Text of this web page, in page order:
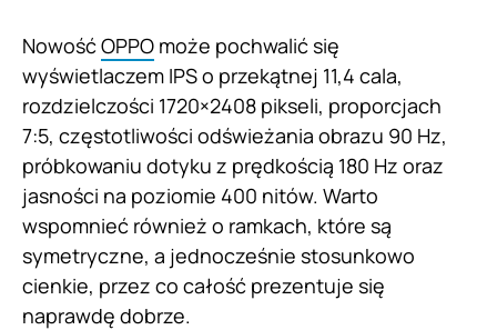
NowośćOPPO może pochwalić się
wyświetlaczem IPS o przekątnej 11,4 cala,
rozdzielczości 1720×2408 pikseli, proporcjach
7:5, częstotliwości odświeżania obrazu 90 Hz,
próbkowaniu dotyku z prędkością 180 Hz oraz
jasności na poziomie 400 nitów. Warto
wspomnieć również o ramkach, które są
symetryczne, a jednocześnie stosunkowo
cienkie, przez co całość prezentuje się
naprawdę dobrze.